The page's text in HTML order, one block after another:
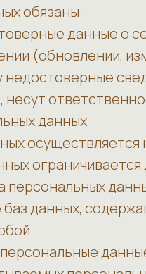
обязаны:
данные о
(обновлении,
данных
персональных
данных,